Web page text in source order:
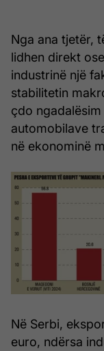
Nga ana tjetër,
lidhen direkt
industrinë një
stabilitetin
çdo
automobilave
në ekonominë
Në Serbi,
euro, ndërsa